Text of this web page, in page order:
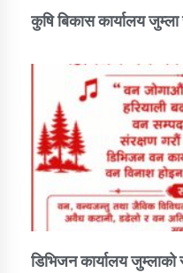
कर्णाली
कुषि बिकास कार्यालय
डिभिजन कार्यालय